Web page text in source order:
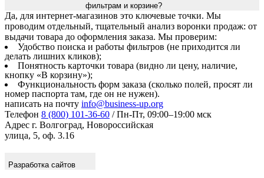
фильтрам и корзине?
Да, для интернет-магазинов это ключевые точки. Мы
проводим отдельный, тщательный анализ воронки продаж: от
выдачи товара до оформления заказа. Мы проверим:
Удобство поиска и работы фильтров (не приходится ли
делать лишних кликов);
Понятность карточки товара (видно ли цену, наличие,
кнопку «В корзину»);
Функциональность форм заказа (сколько полей, просят ли
номер паспорта там, где он не нужен).
написать на почту info@business-up.org
Телефон 8 (800) 101-36-60 / Пн-Пт, 09:00–19:00 мск
Адрес г. Волгоград, Новороссийская
улица, 5, оф. 3.16
Разработка сайтов